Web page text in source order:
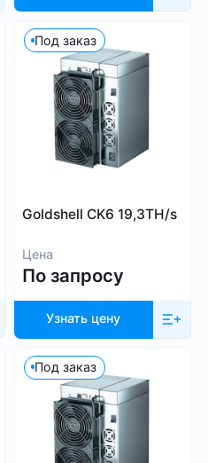
Под заказ
Goldshell CK6 19,3TH/s
Цена
По запросу
Узнать цену
Под заказ